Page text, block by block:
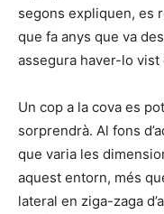
segons expliquen, es
que fa anys que va
assegura haver-lo
Un cop a la cova es
sorprendrà. Al fons
que varia les
aquest entorn, més
lateral en ziga-zaga